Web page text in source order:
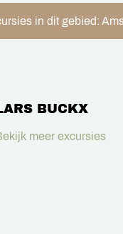
in dit gebied:
BUCKX
meer excursies